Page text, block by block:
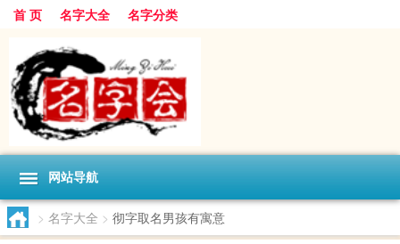
首 页 名字大全 名字分类
网站导航
> 名字大全 > 彻字取名男孩有寓意